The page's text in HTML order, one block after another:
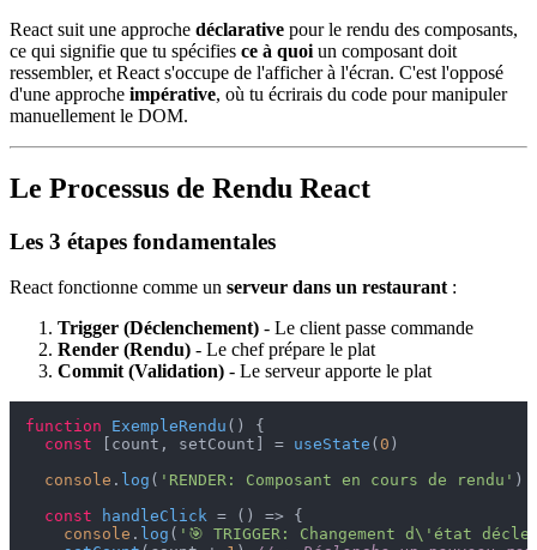
React suit une approche déclarative pour le rendu des composants,
ce qui signifie que tu spécifies ce à quoi un composant doit
ressembler, et React s'occupe de l'afficher à l'écran. C'est l'opposé
d'une approche impérative, où tu écrirais du code pour manipuler
manuellement le DOM.
Le Processus de Rendu React
Les 3 étapes fondamentales
React fonctionne comme un serveur dans un restaurant :
Trigger (Déclenchement) - Le client passe commande
Render (Rendu) - Le chef prépare le plat
Commit (Validation) - Le serveur apporte le plat
function ExempleRendu ( ) {
const [count, setCount] = useState ( 0 )
console . log ( 'RENDER: Composant en cours de rendu' )
const
handleClick = ( ) => {
console . log ( '🎯 TRIGGER: Changement d\'état